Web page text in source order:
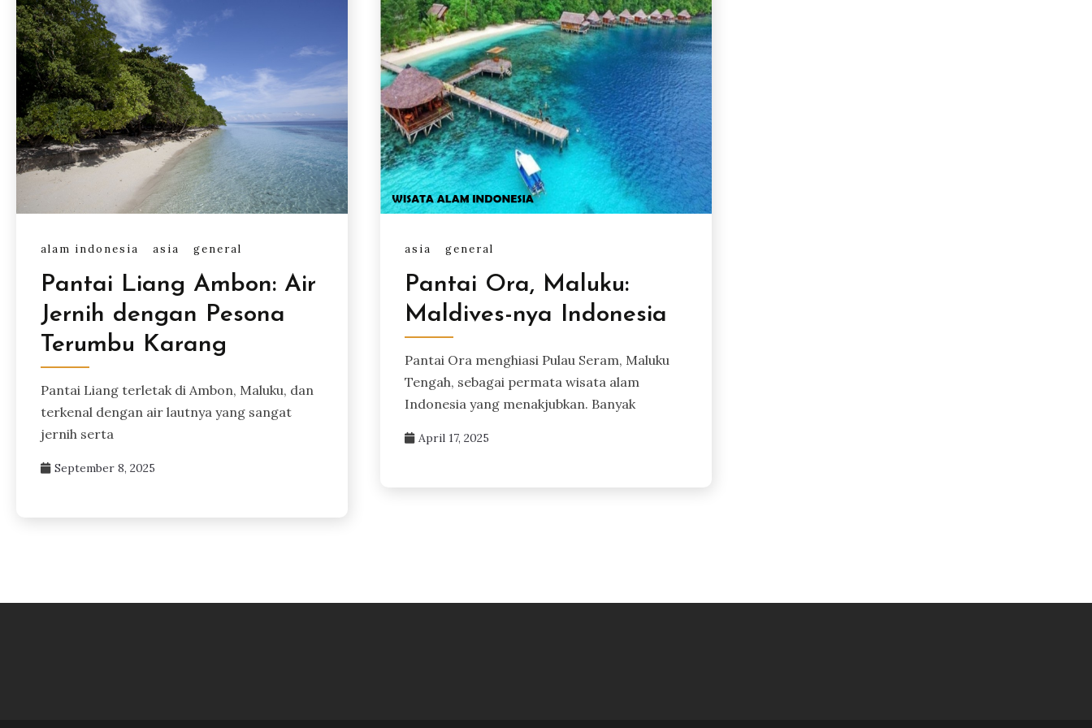
alam indonesia asia general
Pantai Liang Ambon: Air
Jernih dengan Pesona
Terumbu Karang
Pantai Liang terletak di Ambon, Maluku, dan
terkenal dengan air lautnya yang sangat
jernih serta
September 8, 2025
asia general
Pantai Ora, Maluku:
Maldives-nya Indonesia
Pantai Ora menghiasi Pulau Seram, Maluku
Tengah, sebagai permata wisata alam
Indonesia yang menakjubkan. Banyak
April 17, 2025